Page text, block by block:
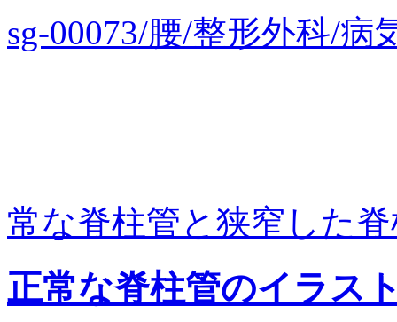
sg-00073/腰/整形外科/
常な脊柱管と狭窄した
正常な脊柱管のイラス